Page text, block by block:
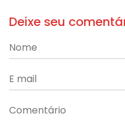
Deixe seu